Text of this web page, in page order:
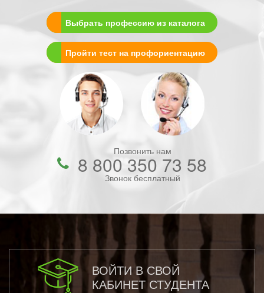
Выбрать профессию из каталога
Пройти тест на профориентацию
Позвонить нам
8 800 350 73 58
Звонок бесплатный
ВОЙТИ В СВОЙ
КАБИНЕТ СТУДЕНТА